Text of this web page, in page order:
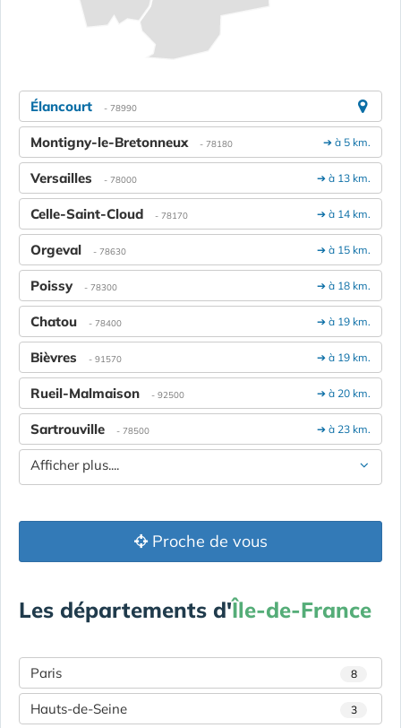
Élancourt - 78990
➔ à 5 km.
Montigny-le-Bretonneux - 78180
➔ à 13 km.
Versailles - 78000
➔ à 14 km.
Celle-Saint-Cloud - 78170
➔ à 15 km.
Orgeval - 78630
➔ à 18 km.
Poissy - 78300
➔ à 19 km.
Chatou - 78400
➔ à 19 km.
Bièvres - 91570
➔ à 20 km.
Rueil-Malmaison - 92500
➔ à 23 km.
Sartrouville - 78500
Afficher plus....
Proche de vous
Les départements d'Île-de-France
Paris 8
Hauts-de-Seine 3